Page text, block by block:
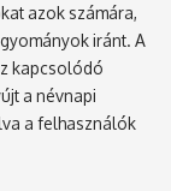
azok számára,
iránt. A
kapcsolódó
a névnapi
a felhasználók